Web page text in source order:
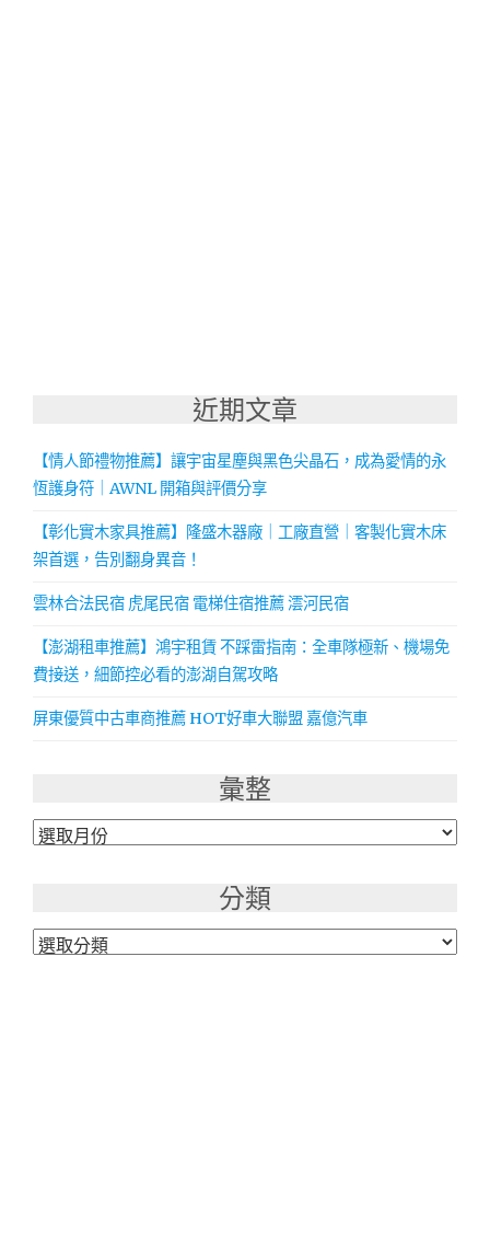
近期文章
【情人節禮物推薦】讓宇宙星塵與黑色尖晶石，成為愛情的永
恆護身符｜AWNL 開箱與評價分享
【彰化實木家具推薦】隆盛木器廠｜工廠直營｜客製化實木床
架首選，告別翻身異音！
雲林合法民宿 虎尾民宿 電梯住宿推薦 澐河民宿
【澎湖租車推薦】鴻宇租賃 不踩雷指南：全車隊極新、機場免
費接送，細節控必看的澎湖自駕攻略
屏東優質中古車商推薦 HOT好車大聯盟 嘉億汽車
彙整
彙
分類
分